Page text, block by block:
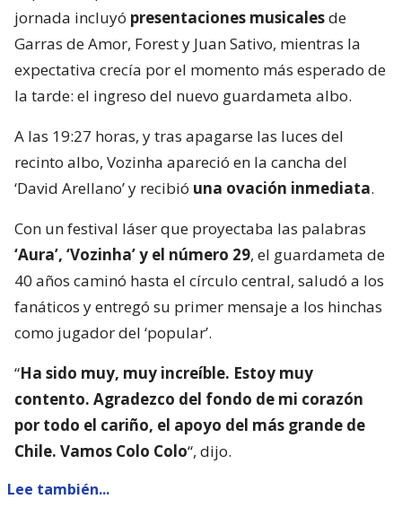
jornada incluyó presentaciones musicalesde
Garras de Amor, Forest y Juan Sativo, mientras la
expectativa crecía por el momento más esperado de
la tarde: el ingreso del nuevo guardameta albo.
A las 19:27 horas, y tras apagarse las luces del
recinto albo, Vozinha apareció en la cancha del
‘David Arellano’ y recibió una ovación inmediata.
Con un festival láser que proyectaba las palabras
‘Aura’, ‘Vozinha’ y el número 29, el guardameta de
40 años caminó hasta el círculo central, saludó a los
fanáticos y entregó su primer mensaje a los hinchas
como jugador del ‘popular’.
“Ha sido muy, muy increíble. Estoy muy
contento. Agradezco del fondo de mi corazón
por todo el cariño, el apoyo del más grande de
Chile. Vamos Colo Colo“, dijo.
Lee también...